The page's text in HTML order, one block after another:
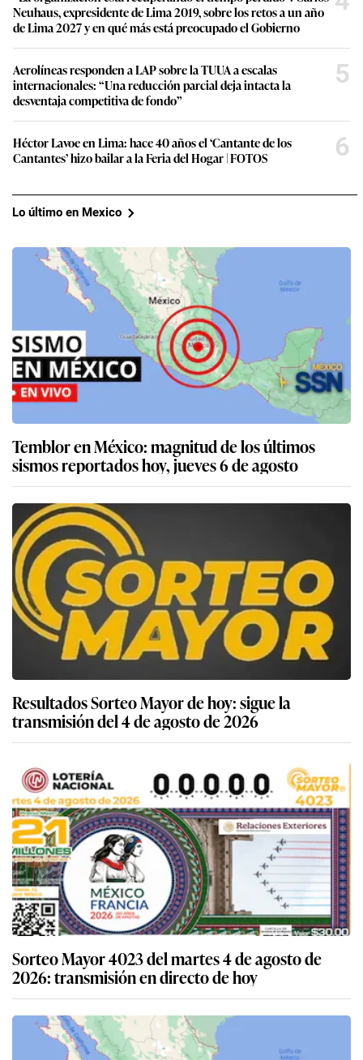
Neuhaus, expresidente de Lima 2019, sobre los retos a un año
de Lima 2027 y en qué más está preocupado el Gobierno
Aerolíneas responden a LAP sobre la TUUA a escalas
internacionales: “Una reducción parcial deja intacta la
desventaja competitiva de fondo”
5
Héctor Lavoe en Lima: hace 40 años el ‘Cantante de los
Cantantes’ hizo bailar a la Feria del Hogar | FOTOS
6
Lo último en Mexico
Temblor en México: magnitud de los últimos
sismos reportados hoy, jueves 6 de agosto
Resultados Sorteo Mayor de hoy: sigue la
transmisión del 4 de agosto de 2026
Sorteo Mayor 4023 del martes 4 de agosto de
2026: transmisión en directo de hoy